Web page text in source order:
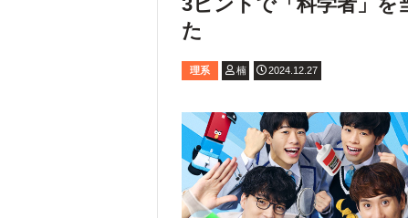
た
理系 楠 2024.12.27